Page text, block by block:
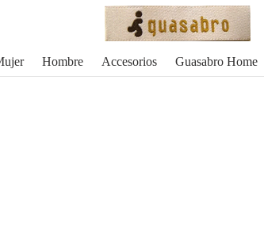
Hombre Accesorios Guasabro Home